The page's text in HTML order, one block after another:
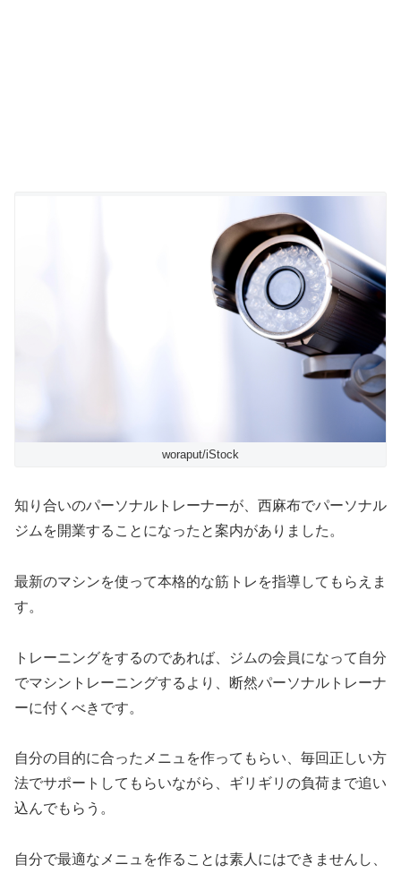
woraput/iStock
知り合いのパーソナルトレーナーが、西麻布でパーソナル
ジムを開業することになったと案内がありました。
最新のマシンを使って本格的な筋トレを指導してもらえま
す。
トレーニングをするのであれば、ジムの会員になって自分
でマシントレーニングするより、断然パーソナルトレーナ
ーに付くべきです。
自分の目的に合ったメニュを作ってもらい、毎回正しい方
法でサポートしてもらいながら、ギリギリの負荷まで追い
込んでもらう。
自分で最適なメニュを作ることは素人にはできませんし、